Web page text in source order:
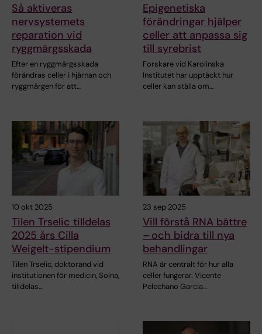
Så aktiveras
nervsystemets
reparation vid
ryggmärgsskada
Efter en ryggmärgsskada
förändras celler i hjärnan och
ryggmärgen för att…
Epigenetiska
förändringar hjälper
celler att anpassa sig
till syrebrist
Forskare vid Karolinska
Institutet har upptäckt hur
celler kan ställa om…
10 okt 2025
Tilen Trselic tilldelas
2025 års Cilla
Weigelt-stipendium
Tilen Trselic, doktorand vid
institutionen för medicin, Solna,
tilldelas…
23 sep 2025
Vill förstå RNA bättre
– och bidra till nya
behandlingar
RNA är centralt för hur alla
celler fungerar. Vicente
Pelechano Garcia…